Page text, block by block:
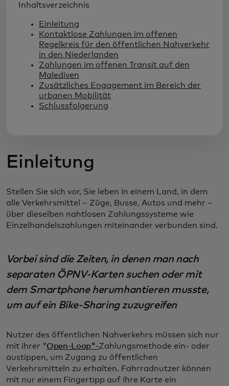
Inhaltsverzeichnis
Einleitung
Kontaktlose Zahlungen im offenen
Regelkreis für den öffentlichen Nahverkehr
in den Niederlanden
Zahlungen im offenen Transit auf den
Malediven
Zusätzliches Engagement im Bereich der
urbanen Mobilität
Schlussfolgerung
Einleitung
Stellen Sie sich vor, Sie leben in einem Land, in dem
alle Verkehrsmittel – Züge, Busse, Autos und mehr –
über dieselben nahtlosen Zahlungssysteme wie
Einzelhandelszahlungen miteinander verbunden sind.
Vorbei sind die Zeiten, in denen man nach
separaten ÖPNV-Karten suchen oder mit
dem Smartphone herumhantieren musste,
um auf ein Bike-Sharing zuzugreifen
Nutzer des öffentlichen Nahverkehrs müssen sich nur
mit ihrer "Open-Loop"-Zahlungsmethode ein- oder
austippen, um Zugang zu öffentlichen
Verkehrsmitteln zu erhalten. Fahrradnutzer können
mit nur einem Fingertipp auf ihre Karte ein